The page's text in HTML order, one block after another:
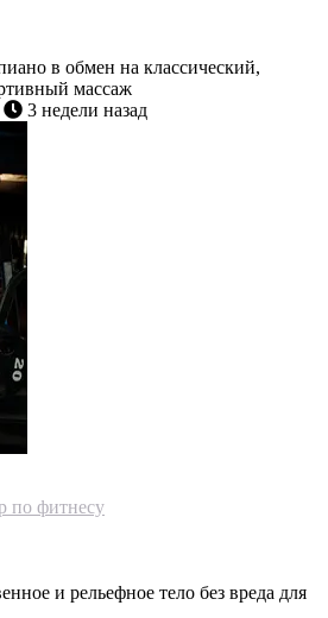
в обмен на классический,
массаж
3 недели назад
по фитнесу
и рельефное тело без вреда для